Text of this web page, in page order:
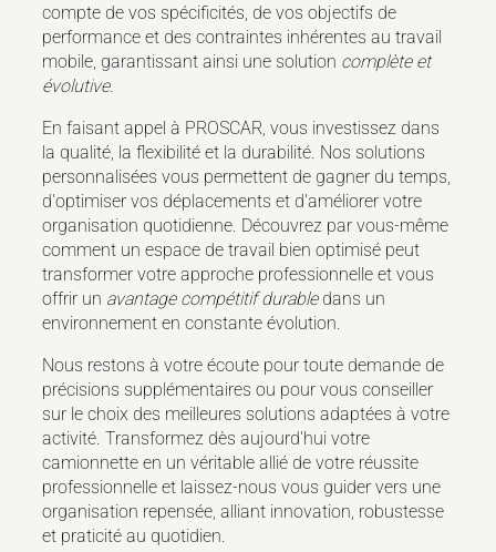
compte de vos spécificités, de vos objectifs de
performance et des contraintes inhérentes au travail
mobile, garantissant ainsi une solution complète et
évolutive.
En faisant appel à PROSCAR, vous investissez dans
la qualité, la flexibilité et la durabilité. Nos solutions
personnalisées vous permettent de gagner du temps,
d'optimiser vos déplacements et d'améliorer votre
organisation quotidienne. Découvrez par vous-même
comment un espace de travail bien optimisé peut
transformer votre approche professionnelle et vous
offrir un avantage compétitif durabledans un
environnement en constante évolution.
Nous restons à votre écoute pour toute demande de
précisions supplémentaires ou pour vous conseiller
sur le choix des meilleures solutions adaptées à votre
activité. Transformez dès aujourd'hui votre
camionnette en un véritable allié de votre réussite
professionnelle et laissez-nous vous guider vers une
organisation repensée, alliant innovation, robustesse
et praticité au quotidien.